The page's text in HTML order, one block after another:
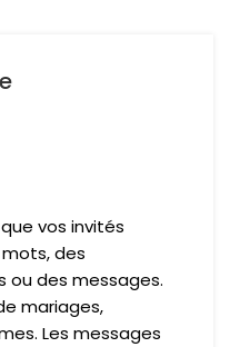
vos invités
des
ou des messages.
mariages,
Les messages